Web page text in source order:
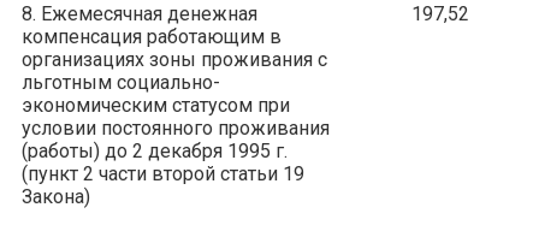
8. Ежемесячная денежная
компенсация работающим в
организациях зоны проживания с
льготным социально-
экономическим статусом при
условии постоянного проживания
(работы) до 2 декабря 1995 г.
(пункт 2 части второй статьи 19
Закона)
197,52